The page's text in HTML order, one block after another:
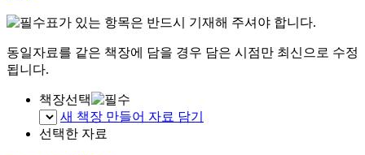
표가 있는 항목은 반드시 기재해 주셔야 합니다.
동일자료를 같은 책장에 담을 경우 담은 시점만 최신으로 수정
됩니다.
책장선택
새 책장 만들어 자료 담기
선택한 자료